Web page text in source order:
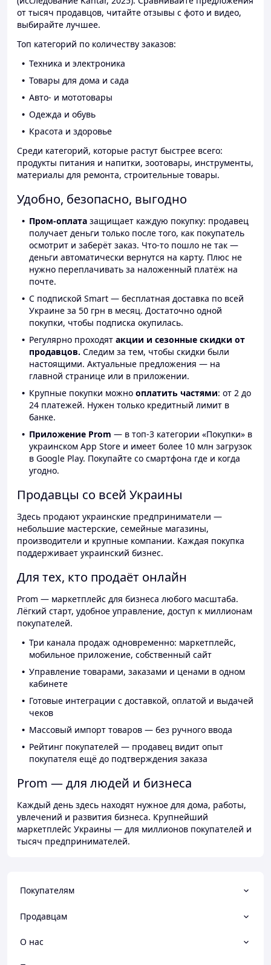
от тысяч продавцов, читайте отзывы с фото и видео,
выбирайте лучшее.
Топ категорий по количеству заказов:
Техника и электроника
Товары для дома и сада
Авто- и мототовары
Одежда и обувь
Красота и здоровье
Среди категорий, которые растут быстрее всего:
продукты питания и напитки, зоотовары, инструменты,
материалы для ремонта, строительные товары.
Удобно, безопасно, выгодно
Пром-оплата защищает каждую покупку: продавец
получает деньги только после того, как покупатель
осмотрит и заберёт заказ. Что-то пошло не так —
деньги автоматически вернутся на карту. Плюс не
нужно переплачивать за наложенный платёж на
почте.
С подпиской Smart — бесплатная доставка по всей
Украине за 50 грн в месяц. Достаточно одной
покупки, чтобы подписка окупилась.
Регулярно проходят акции и сезонные скидки от
продавцов. Следим за тем, чтобы скидки были
настоящими. Актуальные предложения — на
главной странице или в приложении.
Крупные покупки можно оплатить частями: от 2 до
24 платежей. Нужен только кредитный лимит в
банке.
Приложение Prom — в топ-3 категории «Покупки» в
украинском App Store и имеет более 10 млн загрузок
в Google Play. Покупайте со смартфона где и когда
угодно.
Продавцы со всей Украины
Здесь продают украинские предприниматели —
небольшие мастерские, семейные магазины,
производители и крупные компании. Каждая покупка
поддерживает украинский бизнес.
Для тех, кто продаёт онлайн
Prom — маркетплейс для бизнеса любого масштаба.
Лёгкий старт, удобное управление, доступ к миллионам
покупателей.
Три канала продаж одновременно: маркетплейс,
мобильное приложение, собственный сайт
Управление товарами, заказами и ценами в одном
кабинете
Готовые интеграции с доставкой, оплатой и выдачей
чеков
Массовый импорт товаров — без ручного ввода
Рейтинг покупателей — продавец видит опыт
покупателя ещё до подтверждения заказа
Prom — для людей и бизнеса
Каждый день здесь находят нужное для дома, работы,
увлечений и развития бизнеса. Крупнейший
маркетплейс Украины — для миллионов покупателей и
тысяч предпринимателей.
Покупателям
Продавцам
О нас